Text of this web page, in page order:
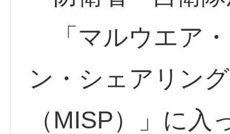
「マルウエア
ン・シェアリン
（MISP）」に入